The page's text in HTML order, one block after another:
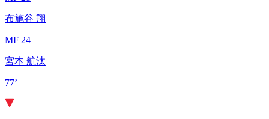
布施谷 翔
MF 24
宮本 航汰
77’